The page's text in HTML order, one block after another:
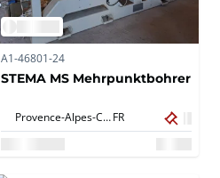
A1-46801-24
STEMA MS Mehrpunktbohrer
Provence-Alpes-Côte d'Azur,FR